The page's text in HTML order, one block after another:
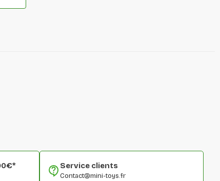
Service clients
Contact@mini-toys.fr